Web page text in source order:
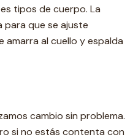
tipos de cuerpo. La
que se ajuste
al cuello y espalda
cambio sin problema.
si no estás contenta con